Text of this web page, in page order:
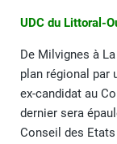
UDC du Littoral-
De Milvignes à
plan régional par
ex-candidat au
dernier sera
Conseil des